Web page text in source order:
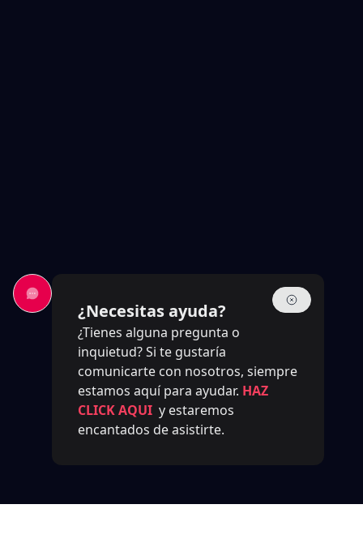
¿Necesitas ayuda?
¿Tienes alguna pregunta o
inquietud? Si te gustaría
comunicarte con nosotros, siempre
estamos aquí para ayudar. HAZ
CLICK AQUI y estaremos
encantados de asistirte.